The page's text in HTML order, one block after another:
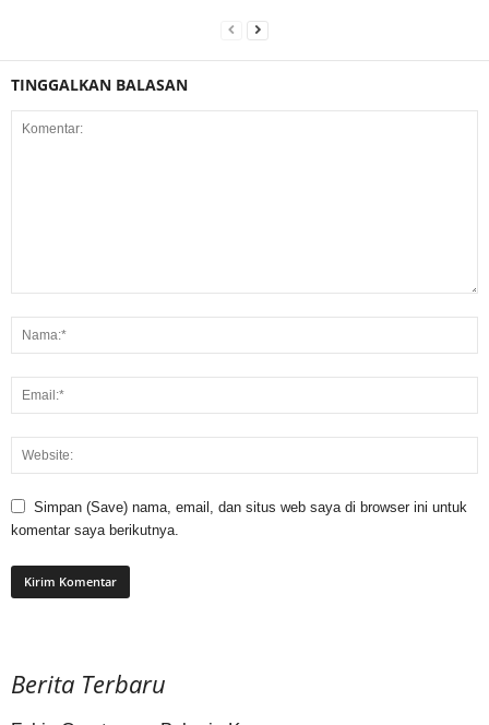
TINGGALKAN BALASAN
Simpan (Save) nama, email, dan situs web saya di browser ini untuk
komentar saya berikutnya.
Berita Terbaru